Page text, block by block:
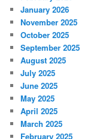
January 2026
November 2025
October 2025
September 2025
August 2025
July 2025
June 2025
May 2025
April 2025
March 2025
February 2025